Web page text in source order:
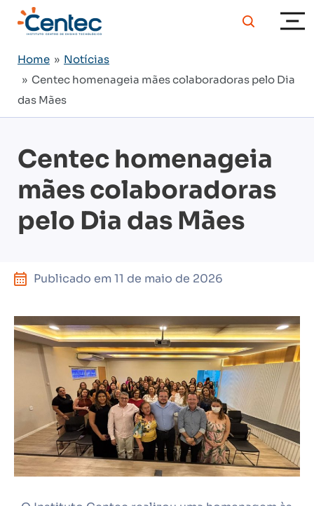
Home » Notícias
» Centec homenageia mães colaboradoras pelo Dia
das Mães
Centec homenageia
mães colaboradoras
pelo Dia das Mães
Publicado em 11 de maio de 2026